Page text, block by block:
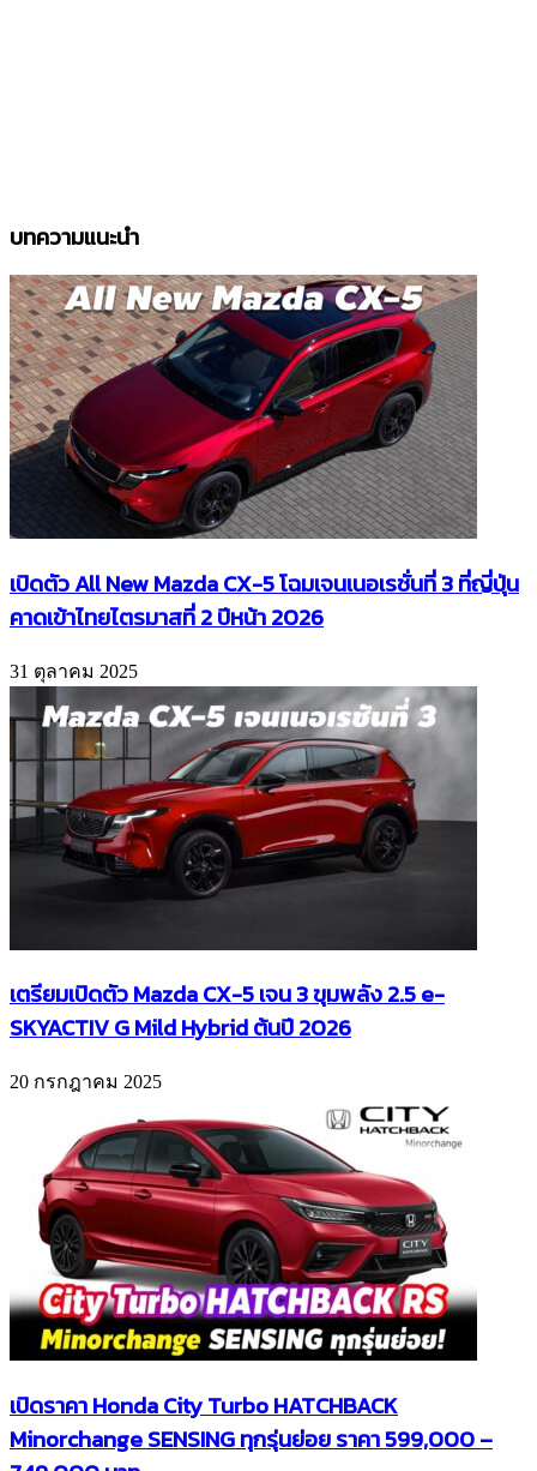
บทความแนะนำ
เปิดตัว All New Mazda CX-5 โฉมเจนเนอเรชั่นที่ 3 ที่ญี่ปุ่น
คาดเข้าไทยไตรมาสที่ 2 ปีหน้า 2026
31 ตุลาคม 2025
เตรียมเปิดตัว Mazda CX-5 เจน 3 ขุมพลัง 2.5 e-
SKYACTIV G Mild Hybrid ต้นปี 2026
20 กรกฎาคม 2025
เปิดราคา Honda City Turbo HATCHBACK
Minorchange SENSING ทุกรุ่นย่อย ราคา 599,000 –